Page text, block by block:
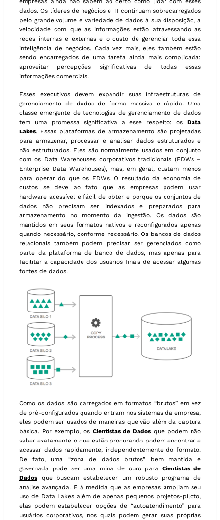
dados. Os líderes de negócios e TI continuam sobrecarregados
pelo grande volume e variedade de dados à sua disposição, a
velocidade com que as informações estão atravessando as
redes internas e externas e o custo de gerenciar toda essa
inteligência de negócios. Cada vez mais, eles também estão
sendo encarregados de uma tarefa ainda mais complicada:
aproveitar percepções significativas de todas essas
informações comerciais.
Esses executivos devem expandir suas infraestruturas de
gerenciamento de dados de forma massiva e rápida. Uma
classe emergente de tecnologias de gerenciamento de dados
tem uma promessa significativa a esse respeito: os Data
Lakes. Essas plataformas de armazenamento são projetadas
para armazenar, processar e analisar dados estruturados e
não estruturados. Eles são normalmente usados em conjunto
com os Data Warehouses corporativos tradicionais (EDWs –
Enterprise Data Warehouses), mas, em geral, custam menos
para operar do que os EDWs. O resultado da economia de
custos se deve ao fato que as empresas podem usar
hardware acessível e fácil de obter e porque os conjuntos de
dados não precisam ser indexados e preparados para
armazenamento no momento da ingestão. Os dados são
mantidos em seus formatos nativos e reconfigurados apenas
quando necessário, conforme necessário. Os bancos de dados
relacionais também podem precisar ser gerenciados como
parte da plataforma de banco de dados, mas apenas para
facilitar a capacidade dos usuários finais de acessar algumas
fontes de dados.
Como os dados são carregados em formatos “brutos” em vez
de pré-configurados quando entram nos sistemas da empresa,
eles podem ser usados de maneiras que vão além da captura
básica. Por exemplo, os Cientistas de Dados que podem não
saber exatamente o que estão procurando podem encontrar e
acessar dados rapidamente, independentemente do formato.
De fato, uma “zona de dados brutos” bem mantida e
governada pode ser uma mina de ouro paraCientistas de
Dados que buscam estabelecer um robusto programa de
análise avançada. E à medida que as empresas ampliam seu
uso de Data Lakes além de apenas pequenos projetos-piloto,
elas podem estabelecer opções de “autoatendimento” para
usuários corporativos, nos quais podem gerar suas próprias